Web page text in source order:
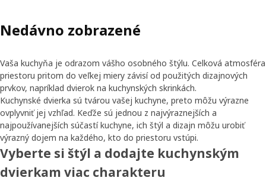
Nedávno zobrazené
Vaša kuchyňa je odrazom vášho osobného štýlu. Celková atmosféra
priestoru pritom do veľkej miery závisí od použitých dizajnových
prvkov, napríklad dvierok na kuchynských skrinkách.
Kuchynské dvierka sú tvárou vašej kuchyne, preto môžu výrazne
ovplyvniť jej vzhľad. Keďže sú jednou z najvýraznejších a
najpoužívanejších súčastí kuchyne, ich štýl a dizajn môžu urobiť
výrazný dojem na každého, kto do priestoru vstúpi.
Vyberte si štýl a dodajte kuchynským
dvierkam viac charakteru